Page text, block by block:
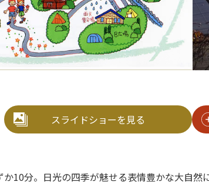
スライドショーを見る
10分。日光の四季が魅せる表情豊かな大自然